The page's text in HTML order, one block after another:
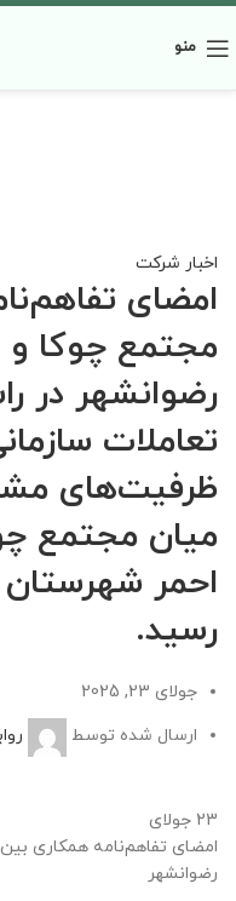
منو
اخبار شرکت
امضای
مجتمع چوکا
رضوانشهر در
تعاملات
ظرفیت‌های
میان مجتمع
احمر
رسید.
جولای 23, 2025
ارسال شده توسط
23 جولای
امضای تفاهم‌نامه همکاری
رضوانشهر